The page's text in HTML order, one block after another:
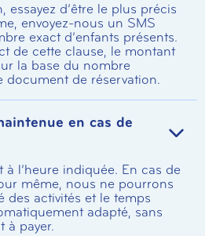
essayez d’être le plus précis
envoyez-nous un SMS
exact d’enfants présents.
de cette clause, le montant
la base du nombre
document de réservation.
en cas de
à l’heure indiquée. En cas de
même, nous ne pourrons
des activités et le temps
adapté, sans
à payer.